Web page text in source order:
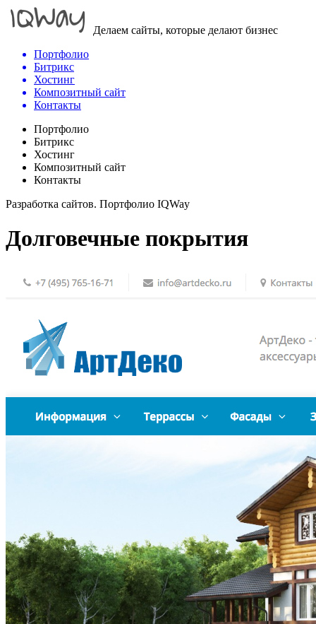
Делаем сайты, которые делают бизнес
Портфолио
Битрикс
Хостинг
Композитный сайт
Контакты
Портфолио
Битрикс
Хостинг
Композитный сайт
Контакты
Разработка сайтов. Портфолио IQWay
Долговечные покрытия